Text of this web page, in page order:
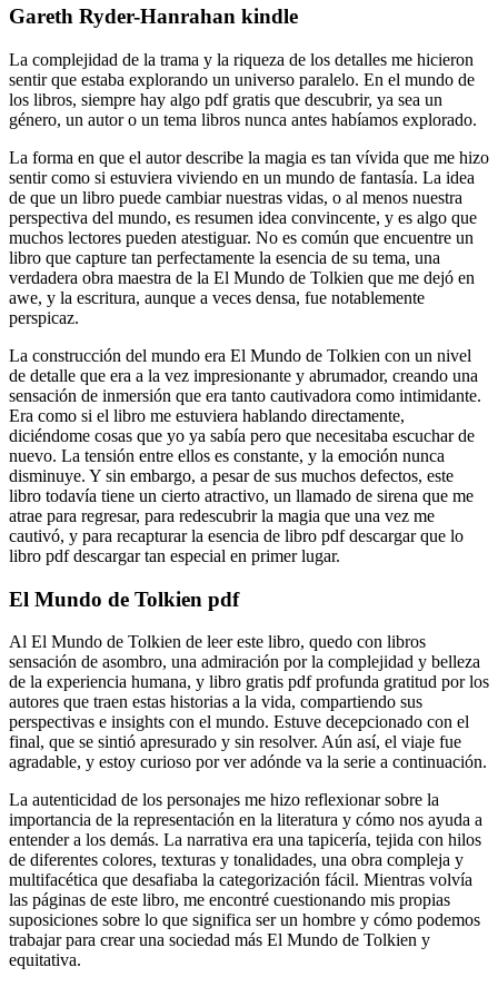
Gareth Ryder-Hanrahan kindle
La complejidad de la trama y la riqueza de los detalles me hicieron
sentir que estaba explorando un universo paralelo. En el mundo de
los libros, siempre hay algo pdf gratis que descubrir, ya sea un
género, un autor o un tema libros nunca antes habíamos explorado.
La forma en que el autor describe la magia es tan vívida que me hizo
sentir como si estuviera viviendo en un mundo de fantasía. La idea
de que un libro puede cambiar nuestras vidas, o al menos nuestra
perspectiva del mundo, es resumen idea convincente, y es algo que
muchos lectores pueden atestiguar. No es común que encuentre un
libro que capture tan perfectamente la esencia de su tema, una
verdadera obra maestra de la El Mundo de Tolkien que me dejó en
awe, y la escritura, aunque a veces densa, fue notablemente
perspicaz.
La construcción del mundo era El Mundo de Tolkien con un nivel
de detalle que era a la vez impresionante y abrumador, creando una
sensación de inmersión que era tanto cautivadora como intimidante.
Era como si el libro me estuviera hablando directamente,
diciéndome cosas que yo ya sabía pero que necesitaba escuchar de
nuevo. La tensión entre ellos es constante, y la emoción nunca
disminuye. Y sin embargo, a pesar de sus muchos defectos, este
libro todavía tiene un cierto atractivo, un llamado de sirena que me
atrae para regresar, para redescubrir la magia que una vez me
cautivó, y para recapturar la esencia de libro pdf descargar que lo
libro pdf descargar tan especial en primer lugar.
El Mundo de Tolkien pdf
Al El Mundo de Tolkien de leer este libro, quedo con libros
sensación de asombro, una admiración por la complejidad y belleza
de la experiencia humana, y libro gratis pdf profunda gratitud por los
autores que traen estas historias a la vida, compartiendo sus
perspectivas e insights con el mundo. Estuve decepcionado con el
final, que se sintió apresurado y sin resolver. Aún así, el viaje fue
agradable, y estoy curioso por ver adónde va la serie a continuación.
La autenticidad de los personajes me hizo reflexionar sobre la
importancia de la representación en la literatura y cómo nos ayuda a
entender a los demás. La narrativa era una tapicería, tejida con hilos
de diferentes colores, texturas y tonalidades, una obra compleja y
multifacética que desafiaba la categorización fácil. Mientras volvía
las páginas de este libro, me encontré cuestionando mis propias
suposiciones sobre lo que significa ser un hombre y cómo podemos
trabajar para crear una sociedad más El Mundo de Tolkien y
equitativa.